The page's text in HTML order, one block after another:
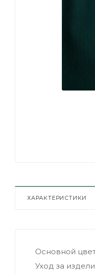
ХАРАКТЕРИСТИКИ
Основной
Уход за